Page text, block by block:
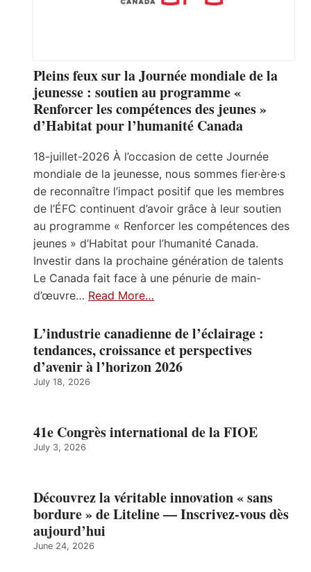
Pleins feux sur la Journée mondiale de la
jeunesse : soutien au programme «
Renforcer les compétences des jeunes »
d’Habitat pour l’humanité Canada
18-juillet-2026 À l’occasion de cette Journée
mondiale de la jeunesse, nous sommes fier·ère·s
de reconnaître l’impact positif que les membres
de l’ÉFC continuent d’avoir grâce à leur soutien
au programme « Renforcer les compétences des
jeunes » d’Habitat pour l’humanité Canada.
Investir dans la prochaine génération de talents
Le Canada fait face à une pénurie de main-
d’œuvre… Read More…
L’industrie canadienne de l’éclairage :
tendances, croissance et perspectives
d’avenir à l’horizon 2026
July 18, 2026
41e Congrès international de la FIOE
July 3, 2026
Découvrez la véritable innovation « sans
bordure » de Liteline — Inscrivez-vous dès
aujourd’hui
June 24, 2026